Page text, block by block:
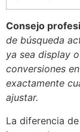
Consejo
de búsqueda
ya sea display
conversiones
exactamente
ajustar.
La diferencia